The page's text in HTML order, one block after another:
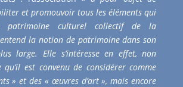
et promouvoir tous les éléments qui
patrimoine culturel collectif de la
la notion de patrimoine dans son
large. Elle s’intéresse en effet, non
qu’il est convenu de considérer comme
» et des « œuvres d’art », mais encore